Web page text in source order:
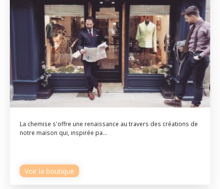
La chemise s'offre une renaissance au travers des créations de
notre maison qui, inspirée pa...
Voir la boutique